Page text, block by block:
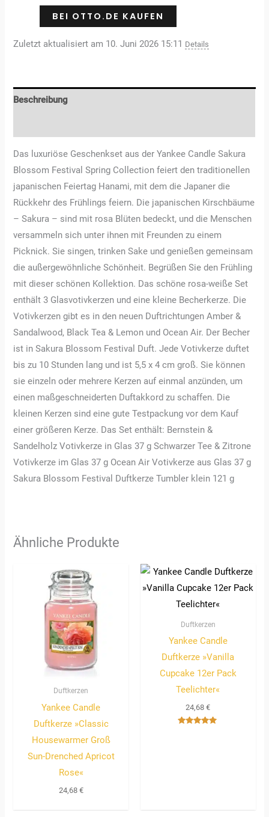
BEI OTTO.DE KAUFEN
Zuletzt aktualisiert am 10. Juni 2026 15:11 Details
Beschreibung
Das luxuriöse Geschenkset aus der Yankee Candle Sakura
Blossom Festival Spring Collection feiert den traditionellen
japanischen Feiertag Hanami, mit dem die Japaner die
Rückkehr des Frühlings feiern. Die japanischen Kirschbäume
– Sakura – sind mit rosa Blüten bedeckt, und die Menschen
versammeln sich unter ihnen mit Freunden zu einem
Picknick. Sie singen, trinken Sake und genießen gemeinsam
die außergewöhnliche Schönheit. Begrüßen Sie den Frühling
mit dieser schönen Kollektion. Das schöne rosa-weiße Set
enthält 3 Glasvotivkerzen und eine kleine Becherkerze. Die
Votivkerzen gibt es in den neuen Duftrichtungen Amber &
Sandalwood, Black Tea & Lemon und Ocean Air. Der Becher
ist in Sakura Blossom Festival Duft. Jede Votivkerze duftet
bis zu 10 Stunden lang und ist 5,5 x 4 cm groß. Sie können
sie einzeln oder mehrere Kerzen auf einmal anzünden, um
einen maßgeschneiderten Duftakkord zu schaffen. Die
kleinen Kerzen sind eine gute Testpackung vor dem Kauf
einer größeren Kerze. Das Set enthält: Bernstein &
Sandelholz Votivkerze in Glas 37 g Schwarzer Tee & Zitrone
Votivkerze im Glas 37 g Ocean Air Votivkerze aus Glas 37 g
Sakura Blossom Festival Duftkerze Tumbler klein 121 g
Ähnliche Produkte
Duftkerzen
Yankee Candle
Duftkerze »Classic
Housewarmer Groß
Sun-Drenched Apricot
Rose«
24,68 €
Duftkerzen
Yankee Candle
Duftkerze »Vanilla
Cupcake 12er Pack
Teelichter«
24,68€